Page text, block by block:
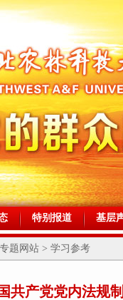
特别报道 基层
题网站 > 学习参考
共产党党内法规